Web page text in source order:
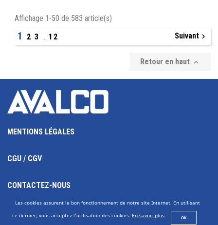
Les cookies assurent le bon fonctionnement de notre site Internet. En utilisant
ce dernier, vous acceptez l'utilisation des cookies. En savoir plus OK
Affichage 1-50 de 583 article(s)
1 2 3 … 12 Suivant 
Retour en haut 
MENTIONS LÉGALES
CGU / CGV
CONTACTEZ-NOUS
AVALCO SETEM, UNE SOCIÉTÉ DU GROUPE SOCAFLUID